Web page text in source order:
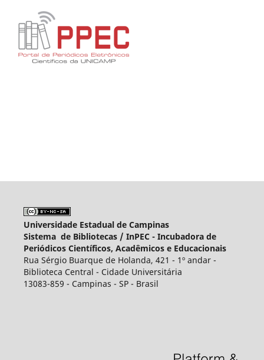
Universidade Estadual de Campinas
Sistema de Bibliotecas / InPEC - Incubadora de
Periódicos Científicos, Acadêmicos e Educacionais
Rua Sérgio Buarque de Holanda, 421 - 1º andar -
Biblioteca Central - Cidade Universitária
13083-859 - Campinas - SP - Brasil